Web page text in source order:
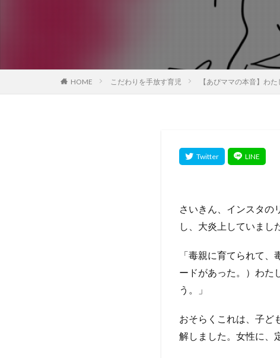
HOME こだわりを手放す育児 【あぴママの本音】わ
さいきん、インスタの
し、大炎上していまし
「毒親に育てられて
ードがあった。）わた
う。」
おそらくこれは、子ど
解しました。女性に、